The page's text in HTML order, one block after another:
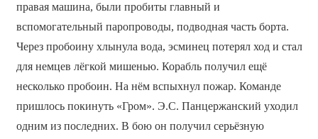
правая машина, были пробиты главный и
вспомогательный паропроводы, подводная часть борта.
Через пробоину хлынула вода, эсминец потерял ход и стал
для немцев лёгкой мишенью. Корабль получил ещё
несколько пробоин. На нём вспыхнул пожар. Команде
пришлось покинуть «Гром». Э.С. Панцержанский уходил
одним из последних. В бою он получил серьёзную